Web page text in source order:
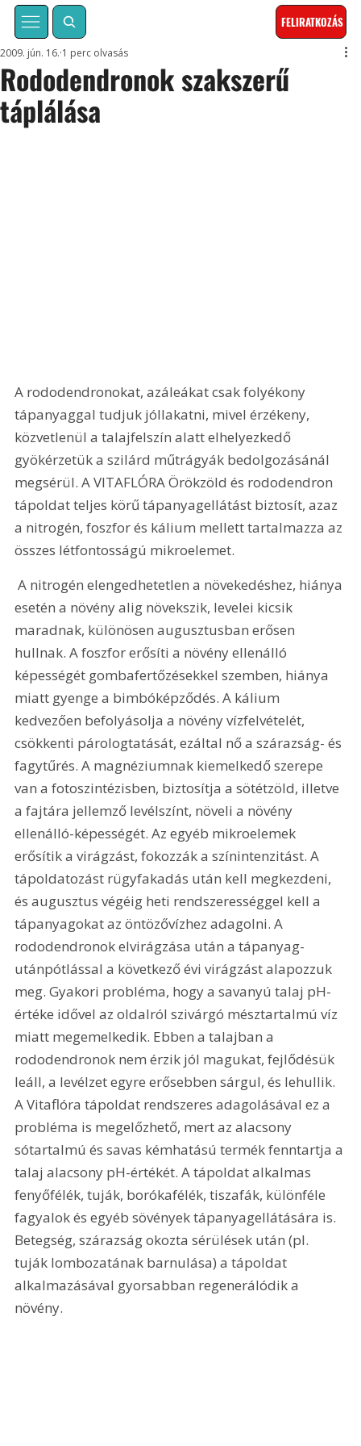
FELIRATKOZÁS
Rododendronok szakszerű
táplálása
2009. jún. 16. 1 perc olvasás
A rododendronokat, azáleákat csak folyékony
tápanyaggal tudjuk jóllakatni, mivel érzékeny,
közvetlenül a talajfelszín alatt elhelyezkedő
gyökérzetük a szilárd műtrágyák bedolgozásánál
megsérül. A VITAFLÓRA Örökzöld és rododendron
tápoldat teljes körű tápanyagellátást biztosít, azaz
a nitrogén, foszfor és kálium mellett tartalmazza az
összes létfontosságú mikroelemet.
A nitrogén elengedhetetlen a növekedéshez, hiánya
esetén a növény alig növekszik, levelei kicsik
maradnak, különösen augusztusban erősen
hullnak. A foszfor erősíti a növény ellenálló
képességét gombafertőzésekkel szemben, hiánya
miatt gyenge a bimbóképződés. A kálium
kedvezően befolyásolja a növény vízfelvételét,
csökkenti párologtatását, ezáltal nő a szárazság- és
fagytűrés. A magnéziumnak kiemelkedő szerepe
van a fotoszintézisben, biztosítja a sötétzöld, illetve
a fajtára jellemző levélszínt, növeli a növény
ellenálló-képességét. Az egyéb mikroelemek
erősítik a virágzást, fokozzák a színintenzitást. A
tápoldatozást rügyfakadás után kell megkezdeni,
és augusztus végéig heti rendszerességgel kell a
tápanyagokat az öntözővízhez adagolni. A
rododendronok elvirágzása után a tápanyag-
utánpótlással a következő évi virágzást alapozzuk
meg. Gyakori probléma, hogy a savanyú talaj pH-
értéke idővel az oldalról szivárgó mésztartalmú víz
miatt megemelkedik. Ebben a talajban a
rododendronok nem érzik jól magukat, fejlődésük
leáll, a levélzet egyre erősebben sárgul, és lehullik.
A Vitaflóra tápoldat rendszeres adagolásával ez a
probléma is megelőzhető, mert az alacsony
sótartalmú és savas kémhatású termék fenntartja a
talaj alacsony pH-értékét. A tápoldat alkalmas
fenyőfélék, tuják, borókafélék, tiszafák, különféle
fagyalok és egyéb sövények tápanyagellátására is.
Betegség, szárazság okozta sérülések után (pl.
tuják lombozatának barnulása) a tápoldat
alkalmazásával gyorsabban regenerálódik a
növény.